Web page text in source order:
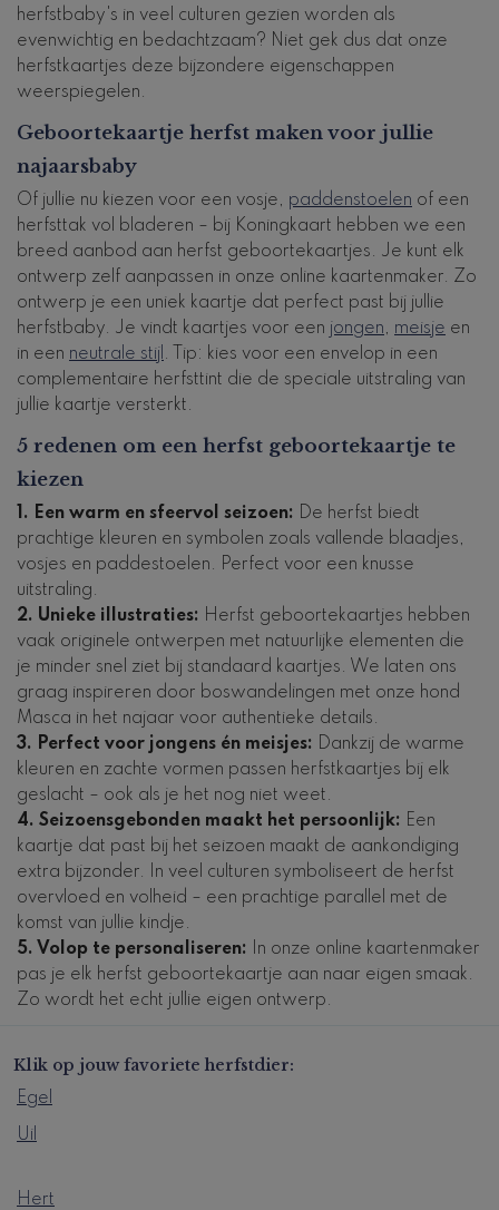
herfstbaby's in veel culturen gezien worden als
evenwichtig en bedachtzaam? Niet gek dus dat onze
herfstkaartjes deze bijzondere eigenschappen
weerspiegelen.
Geboortekaartje herfst maken voor jullie
najaarsbaby
Of jullie nu kiezen voor een vosje, paddenstoelen of een
herfsttak vol bladeren – bij Koningkaart hebben we een
breed aanbod aan herfst geboortekaartjes. Je kunt elk
ontwerp zelf aanpassen in onze online kaartenmaker. Zo
ontwerp je een uniek kaartje dat perfect past bij jullie
herfstbaby. Je vindt kaartjes voor een jongen, meisje en
in een neutrale stijl . Tip: kies voor een envelop in een
complementaire herfsttint die de speciale uitstraling van
jullie kaartje versterkt.
5 redenen om een herfst geboortekaartje te
kiezen
1. Een warm en sfeervol seizoen: De herfst biedt
prachtige kleuren en symbolen zoals vallende blaadjes,
vosjes en paddestoelen. Perfect voor een knusse
uitstraling.
2. Unieke illustraties: Herfst geboortekaartjes hebben
vaak originele ontwerpen met natuurlijke elementen die
je minder snel ziet bij standaard kaartjes. We laten ons
graag inspireren door boswandelingen met onze hond
Masca in het najaar voor authentieke details.
3. Perfect voor jongens én meisjes: Dankzij de warme
kleuren en zachte vormen passen herfstkaartjes bij elk
geslacht – ook als je het nog niet weet.
4. Seizoensgebonden maakt het persoonlijk: Een
kaartje dat past bij het seizoen maakt de aankondiging
extra bijzonder. In veel culturen symboliseert de herfst
overvloed en volheid – een prachtige parallel met de
komst van jullie kindje.
5. Volop te personaliseren:
In onze online kaartenmaker
pas je elk herfst geboortekaartje aan naar eigen smaak.
Zo wordt het echt jullie eigen ontwerp.
Klik op jouw favoriete herfstdier:
Egel
Uil
Hert